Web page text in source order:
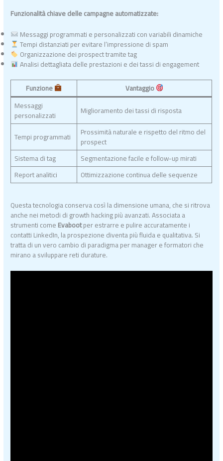
Funzionalità chiave delle campagne automatizzate:
Messaggi programmati e personalizzati con variabili dinamiche
Tempi distanziati per evitare l’impressione di spam
Organizzazione dei prospect tramite tag
Analisi dettagliata delle prestazioni e dei tassi di engagement
Funzione
Vantaggio
Messaggi
personalizzati Miglioramento dei tassi di risposta
Tempi programmati Prossimità naturale e rispetto del ritmo del
prospect
Sistema di tag
Segmentazione facile e follow-up mirati
Report analitici
Ottimizzazione continua delle sequenze
Questa tecnologia conserva così la dimensione umana, che si ritrova
anche nei metodi di growth hacking più avanzati. Associata a
strumenti comeEvabootper estrarre e pulire accuratamente i
contatti LinkedIn, la prospezione diventa più fluida e qualitativa. Si
tratta di un vero cambio di paradigma per manager e formatori che
mirano a sviluppare reti durature.